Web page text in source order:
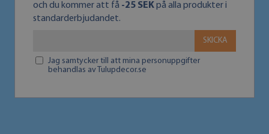
och du kommer att få -25 SEKpå alla produkter i
standarderbjudandet.
SKICKA
Jag samtycker till att mina personuppgifter
behandlas av Tulupdecor.se